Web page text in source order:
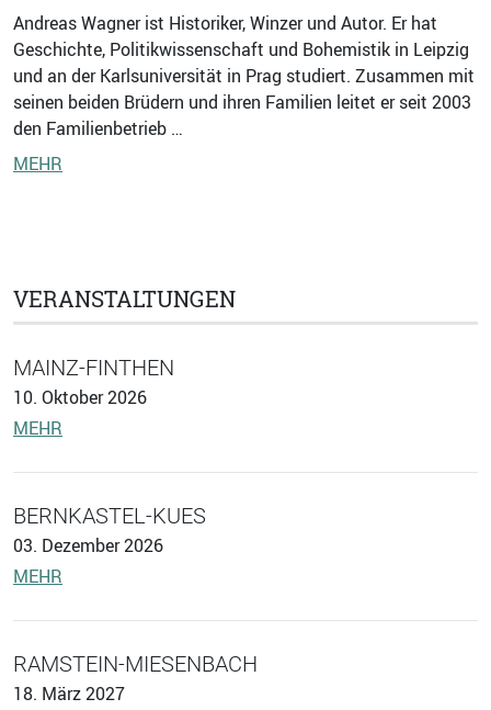
Andreas Wagner ist Historiker, Winzer und Autor. Er hat
Geschichte, Politikwissenschaft und Bohemistik in Leipzig
und an der Karlsuniversität in Prag studiert. Zusammen mit
seinen beiden Brüdern und ihren Familien leitet er seit 2003
den Familienbetrieb …
MEHR
VERANSTALTUNGEN
MAINZ-FINTHEN
10. Oktober 2026
MEHR
BERNKASTEL-KUES
03. Dezember 2026
MEHR
RAMSTEIN-MIESENBACH
18. März 2027